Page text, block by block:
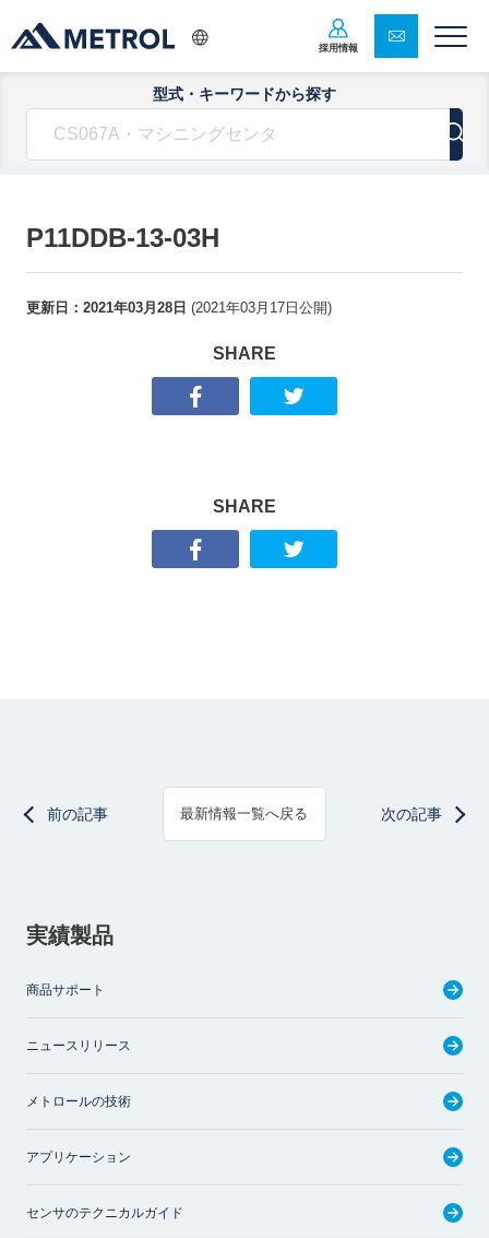
採用情報
型式・キーワードから探す
P11DDB-13-03H
更新日： 2021年03月28日 (2021年03月17日 公開)
SHARE
SHARE
前の記事 最新情報一覧へ戻る 次の記事
実績製品
商品サポート
ニュースリリース
メトロールの技術
アプリケーション
センサのテクニカルガイド